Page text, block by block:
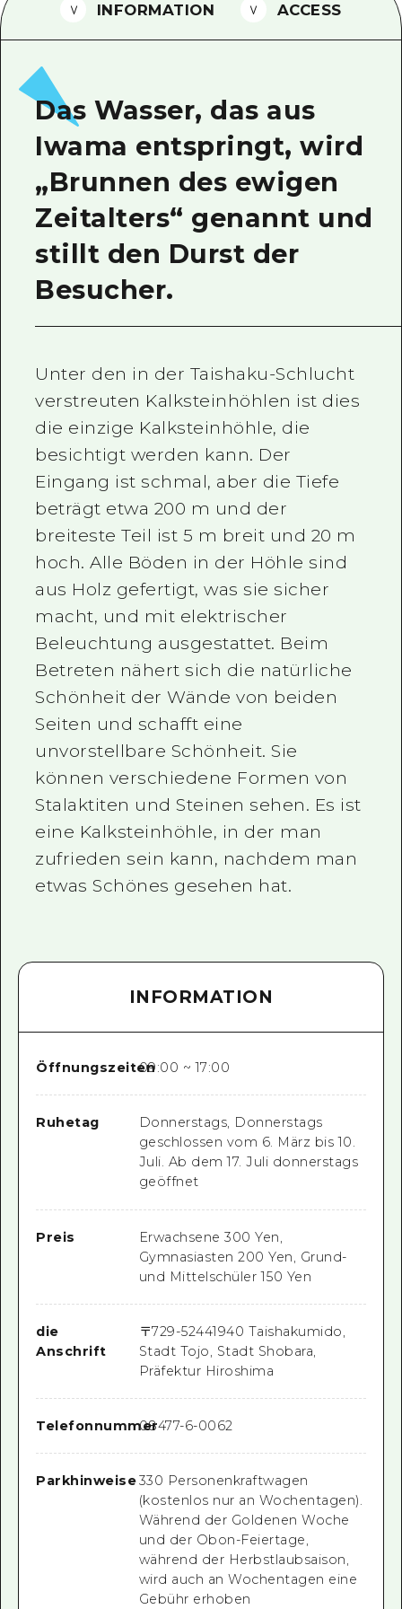
FAQs
Foto-Download
Transportinformationen bei
INFORMATION ACCESS
Das Wasser, das aus
Iwama entspringt, wird
„Brunnen des ewigen
Zeitalters“ genannt und
stillt den Durst der
Besucher.
Unter den in der Taishaku-Schlucht
verstreuten Kalksteinhöhlen ist dies
die einzige Kalksteinhöhle, die
besichtigt werden kann. Der
Eingang ist schmal, aber die Tiefe
beträgt etwa 200 m und der
breiteste Teil ist 5 m breit und 20 m
hoch. Alle Böden in der Höhle sind
aus Holz gefertigt, was sie sicher
macht, und mit elektrischer
Beleuchtung ausgestattet. Beim
Betreten nähert sich die natürliche
Schönheit der Wände von beiden
Seiten und schafft eine
unvorstellbare Schönheit. Sie
können verschiedene Formen von
Stalaktiten und Steinen sehen. Es ist
eine Kalksteinhöhle, in der man
zufrieden sein kann, nachdem man
etwas Schönes gesehen hat.
INFORMATION
Öffnungszeiten09:00 ~ 17:00
Ruhetag
Donnerstags, Donnerstags
geschlossen vom 6. März bis 10.
Juli. Ab dem 17. Juli donnerstags
geöffnet
Preis
Erwachsene 300 Yen,
Gymnasiasten 200 Yen, Grund-
und Mittelschüler 150 Yen
die
Anschrift
〒729-52441940 Taishakumido,
Stadt Tojo, Stadt Shobara,
Präfektur Hiroshima
Telefonnummer08477-6-0062
Parkhinweise330 Personenkraftwagen
(kostenlos nur an Wochentagen).
Während der Goldenen Woche
und der Obon-Feiertage,
während der Herbstlaubsaison,
wird auch an Wochentagen eine
Gebühr erhoben